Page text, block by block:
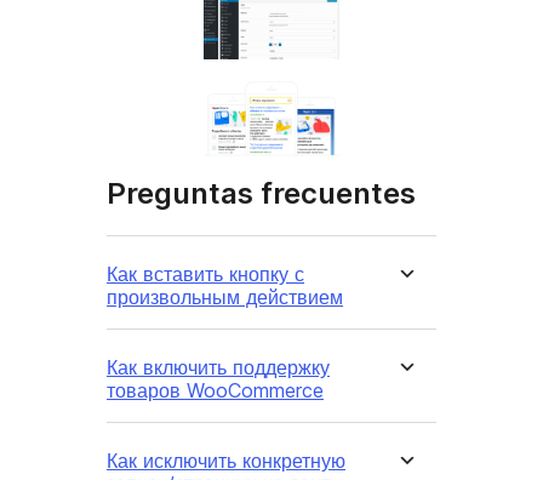
Preguntas frecuentes
Как вставить кнопку с
произвольным действием
Как включить поддержку
товаров WooCommerce
Как исключить конкретную